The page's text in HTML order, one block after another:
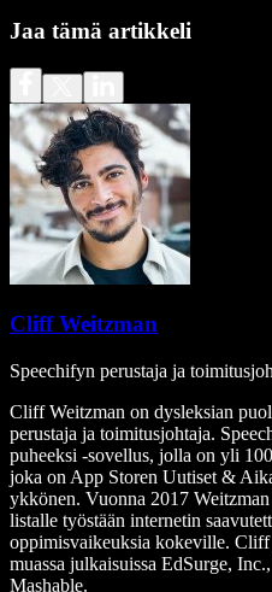
Jaa tämä artikkeli
Cliff Weitzman
Speechifyn perustaja ja
Cliff Weitzman on dysleksian
perustaja ja toimitusjohtaja.
puheeksi -sovellus, jolla on yli
joka on App Storen Uutiset &
ykkönen. Vuonna 2017
listalle työstään internetin
oppimisvaikeuksia kokeville.
muassa julkaisuissa EdSurge,
Mashable.